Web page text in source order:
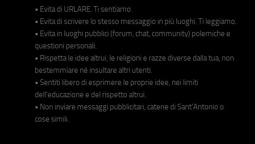
• Evita di URLARE. Ti sentiamo.
• Evita di scrivere lo stesso messaggio in più luoghi. Ti leggiamo.
• Evita in luoghi pubblici (forum, chat, community) polemiche e
questioni personali.
• Rispetta le idee altrui, le religioni e razze diverse dalla tua, non
bestemmiare né insultare altri utenti.
• Sentiti libero di esprimere le proprie idee, nei limiti
dell'educazione e del rispetto altrui.
• Non inviare messaggi pubblicitari, catene di Sant'Antonio o
cose simili.